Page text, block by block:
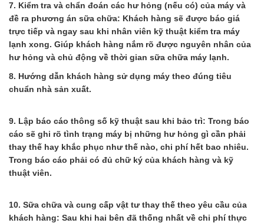
7. Kiểm tra và chẩn đoán các hư hỏng (nếu có) của máy và
đề ra phương án sữa chữa: Khách hàng sẽ được báo giá
trực tiếp và ngay sau khi nhân viên kỹ thuật kiểm tra máy
lạnh xong. Giúp khách hàng nắm rõ được nguyên nhân của
hư hỏng và chủ động về thời gian sữa chữa máy lạnh.
8. Hướng dẫn khách hàng sử dụng máy theo đúng tiêu
chuẩn nhà sản xuất.
9. Lập báo cáo thông số kỹ thuật sau khi bảo trì: Trong báo
cáo sẽ ghi rõ tình trạng máy bị những hư hỏng gì cần phải
thay thế hay khắc phục như thế nào, chi phí hết bao nhiêu.
Trong báo cáo phải có đủ chữ ký của khách hàng và kỹ
thuật viên.
10. Sữa chữa và cung cấp vật tư thay thế theo yêu cầu của
khách hàng: Sau khi hai bên đã thống nhất về chi phí thực